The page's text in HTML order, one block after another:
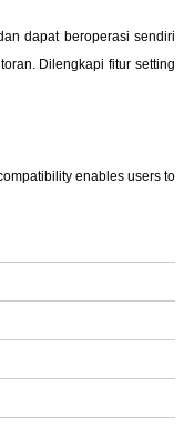
dapat beroperasi sendiri
Dilengkapi fitur setting
enables users to